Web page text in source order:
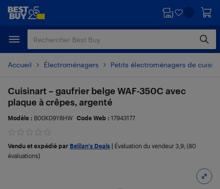
Passer
principal
Passer
Accueil Électroménagers Petits électroménagers de
Cuisinart – gaufrier belge WAF-350C avec
plaque à crêpes, argenté
Modèle : B00K09Y8HW Code Web : 17943177
Vendu et expédié par Belilan's Deals Évaluation du vendeur 3,9; (80
évaluations)